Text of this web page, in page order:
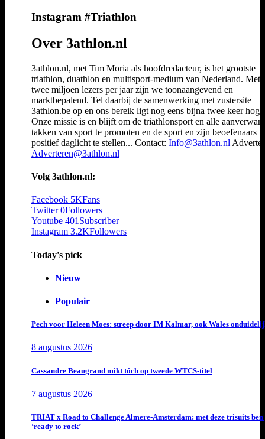
Instagram #Triathlon
Over 3athlon.nl
3athlon.nl, met Tim Moria als hoofdredacteur, is het grootste
triathlon, duathlon en multisport-medium van Nederland. Met
twee miljoen lezers per jaar zijn we toonaangevend en
marktbepalend. Tel daarbij de samenwerking met zustersite
3athlon.be op en ons bereik ligt nog eens bijna twee keer
Onze missie is en blijft om de triathlonsport en alle
takken van sport te promoten en de sport en zijn beoefenaars
positief daglicht te stellen... Contact: Info@3athlon.nl
Adverteren@3athlon.nl
Volg 3athlon.nl:
Facebook 5KFans
Twitter 0Followers
Youtube 401 Subscriber
Instagram 3.2KFollowers
Today's pick
Nieuw
Populair
Pech voor Heleen Moes: streep door IM Kalmar, ook Wales
8 augustus 2026
Cassandre Beaugrand mikt tóch op tweede WTCS-titel
7 augustus 2026
TRIAT x Road to Challenge Almere-Amsterdam: met deze trisuits ben
‘ready to rock’